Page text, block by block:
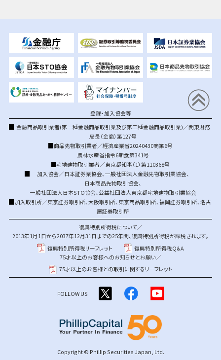
登録・加入協会等
金融商品取引業者(第一種金融商品取引業及び第二種金融商品取引業)／関東財務
局長（金商）第127号
商品先物取引業者／経済産業省20240430商第6号
農林水産省指令6新食第341号
宅地建物取引業者／東京都知事（1）第110368号
加入協会／日本証券業協会、 一般社団法人金融先物取引業協会、
日本商品先物取引協会、
一般社団法人日本STO協会、 公益社団法人東京都宅地建物取引業協会
加入取引所／東京証券取引所、大阪取引所、 東京商品取引所、福岡証券取引所、名古
屋証券取引所
復興特別所得税について／
2013年1月1日から2037年12月31日までの25年間、復興特別所得税が課税されます。
復興特別所得税リーフレット
復興特別所得税Q&A
75才以上のお客様へのお知らせとお願い／
75才以上のお客様との取引に関するリーフレット
FOLLOW US
Copyright © Phillip Securities Japan, Ltd.